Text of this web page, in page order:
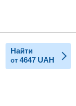
Найти
от 4647 UAH